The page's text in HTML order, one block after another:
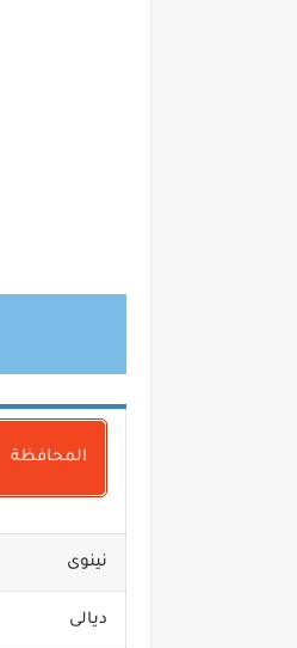
المحافظة
نينوى
ديالى